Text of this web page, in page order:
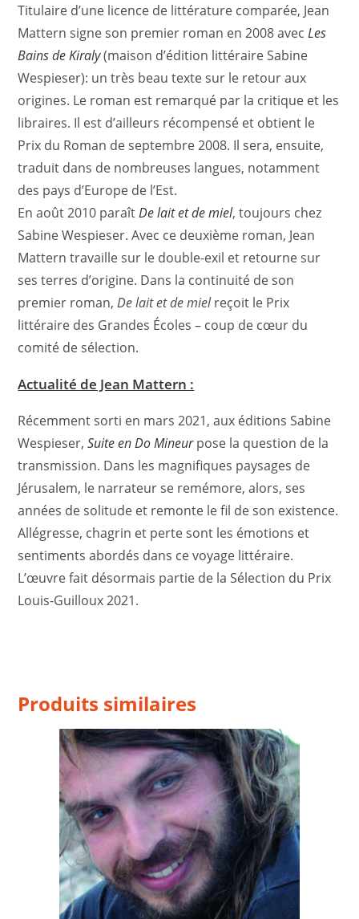
Titulaire d’une licence de littérature comparée, Jean
Mattern signe son premier roman en 2008 avecLes
Bains de Kiraly(maison d’édition littéraire Sabine
Wespieser): un très beau texte sur le retour aux
origines. Le roman est remarqué par la critique et les
libraires. Il est d’ailleurs récompensé et obtient le
Prix du Roman de septembre 2008. Il sera, ensuite,
traduit dans de nombreuses langues, notamment
des pays d’Europe de l’Est.
En août 2010 paraîtDe lait et de miel, toujours chez
Sabine Wespieser. Avec ce deuxième roman, Jean
Mattern travaille sur le double-exil et retourne sur
ses terres d’origine. Dans la continuité de son
premier roman,De lait et de mielreçoit le Prix
littéraire des Grandes Écoles – coup de cœur du
comité de sélection.
Actualité de Jean Mattern :
Récemment sorti en mars 2021, aux éditions Sabine
Wespieser,Suite en Do Mineurpose la question de la
transmission. Dans les magnifiques paysages de
Jérusalem, le narrateur se remémore, alors, ses
années de solitude et remonte le fil de son existence.
Allégresse, chagrin et perte sont les émotions et
sentiments abordés dans ce voyage littéraire.
L’œuvre fait désormais partie de la Sélection du Prix
Louis-Guilloux 2021.
Produits similaires